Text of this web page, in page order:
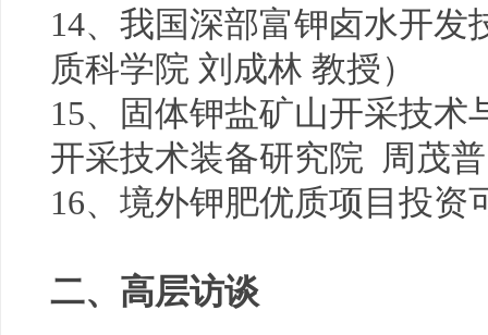
14、我国深部富钾卤水开
质科学院 刘成林 教授）
15、固体钾盐矿山开采技
开采技术装备研究院 周茂
16、境外钾肥优质项目投资
二、高层访谈